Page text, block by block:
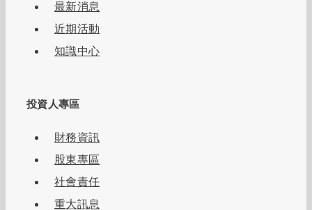
最新消息
近期活動
知識中心
投資人專區
財務資訊
股東專區
社會責任
重大訊息